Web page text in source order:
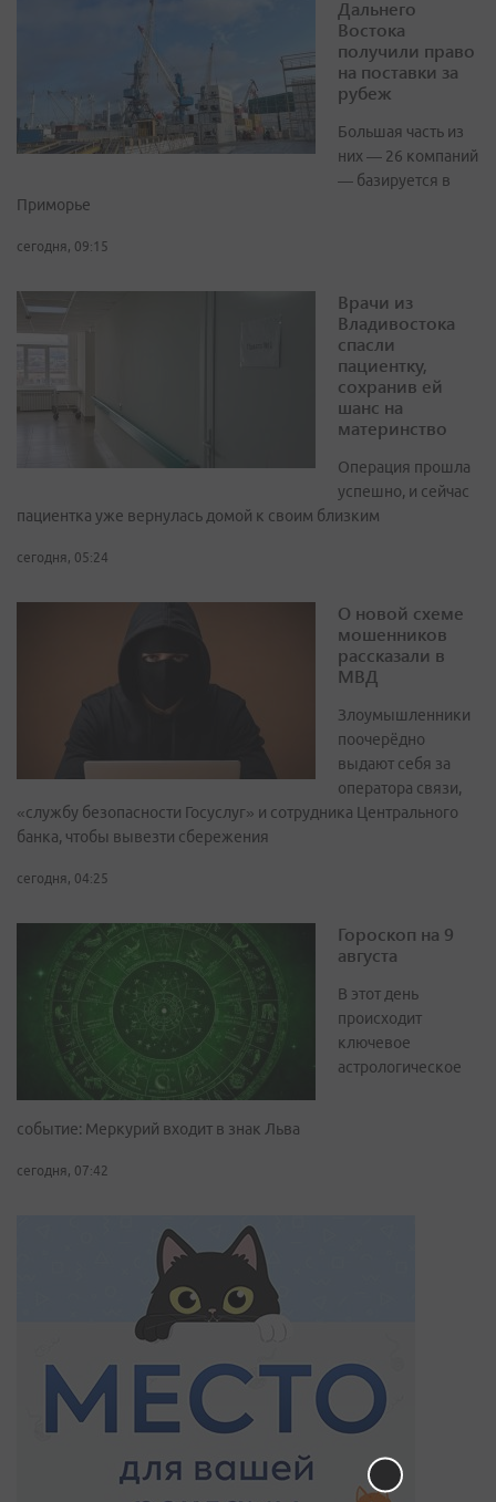
Дальнего
Востока
получили право
на поставки за
рубеж
Большая часть из
них — 26 компаний
— базируется в
Приморье
сегодня, 09:15
Врачи из
Владивостока
спасли
пациентку,
сохранив ей
шанс на
материнство
Операция прошла
успешно, и сейчас
пациентка уже вернулась домой к своим близким
сегодня, 05:24
О новой схеме
мошенников
рассказали в
МВД
Злоумышленники
поочерёдно
выдают себя за
оператора связи,
«службу безопасности Госуслуг» и сотрудника Центрального
банка, чтобы вывезти сбережения
сегодня, 04:25
Гороскоп на 9
августа
В этот день
происходит
ключевое
астрологическое
событие: Меркурий входит в знак Льва
сегодня, 07:42